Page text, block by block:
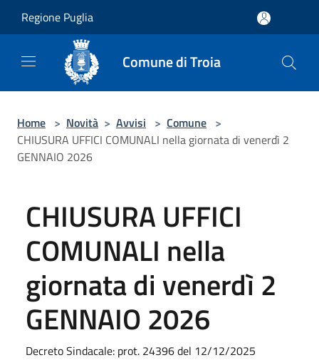
Regione Puglia
Comune di Troia
Home > Novità > Avvisi > Comune >
CHIUSURA UFFICI COMUNALI nella giornata di venerdì 2
GENNAIO 2026
CHIUSURA UFFICI
COMUNALI nella
giornata di venerdì 2
GENNAIO 2026
Decreto Sindacale: prot. 24396 del 12/12/2025